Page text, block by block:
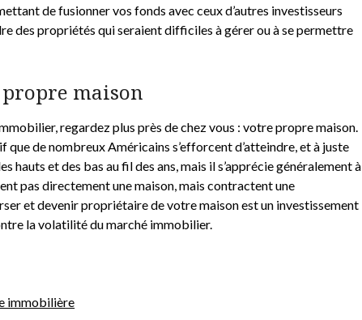
de fusionner vos fonds avec ceux d’autres investisseurs
des propriétés qui seraient difficiles à gérer ou à se permettre
maison
regardez plus près de chez vous : votre propre maison.
que de nombreux Américains s’efforcent d’atteindre, et à juste
hauts et des bas au fil des ans, mais il s’apprécie généralement à
pas directement une maison, mais contractent une
et devenir propriétaire de votre maison est un investissement
la volatilité du marché immobilier.
immobilière